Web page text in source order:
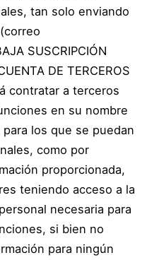
tan solo enviando
SUSCRIPCIÓN
DE TERCEROS
contratar a terceros
en su nombre
los que se puedan
como por
proporcionada,
teniendo acceso a la
necesaria para
si bien no
para ningún